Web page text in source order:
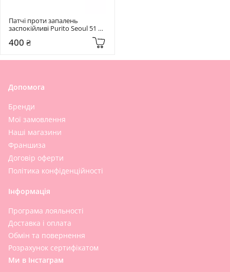
Патчі проти запалень
заспокійливі Purito Seoul 51
шт Wonder Releaf Centella Spot
Patch
400 ₴
Допомога
Бренди
Мої замовлення
Наші магазини
Франшиза
Договір оферти
Політика конфіденційності
Інформація
Програма лояльності
Доставка і оплата
Обмін та повернення
Розрахунок сертифікатом
Ми в Інстаграм